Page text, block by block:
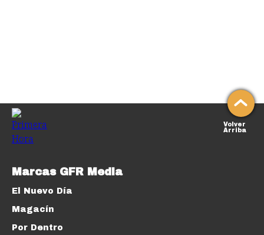
Volver
Arriba
Marcas GFR Media
El Nuevo Día
Magacín
Por Dentro